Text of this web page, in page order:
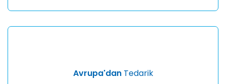
Avrupa'danTedarik